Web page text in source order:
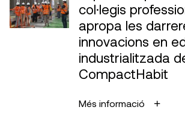
col·legis
apropa les
innovacions en
industrialitzada
CompactHabit
Més informació